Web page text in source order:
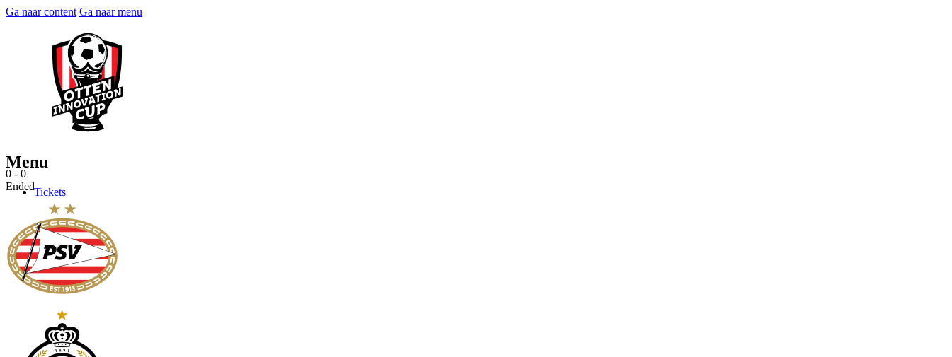
Ga naar content Ga naar menu
Menu
Tickets
0 - 0
Ended